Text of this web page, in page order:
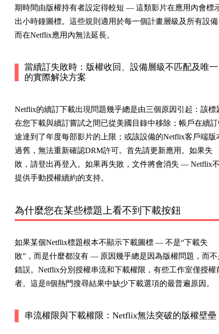
期時間由版權持有者設定得較短 — 這類影片在應用內會標
出小時鐘圖標。這些規則適用於每一個計畫層級及所有設
而在Netflix應用內無法延長。
當續訂失敗時：版權收回、設備層級不匹配及唯一
的實際解決方案
Netflix的續訂下載出現問題幾乎總是由三個原因引起：該標
在您下載與續訂嘗試之間已從美國目錄中移除；帳戶在續
途達到了年度每部影片的上限；或該設備的Netflix客戶端版
過舊，無法重新確認DRM許可。首先請更新應用。如果失
敗，請登出再登入。如果再失敗，文件將會消失 — Netflix
提供手動授權續約的支持。
為什麼您在某些標題上看不到下載按鈕
如果某個Netflix標題根本不顯示下載圖標 — 不是“下載失
敗”，而是什麼都沒有 — 原因幾乎總是因為版權問題，而不
錯誤。Netflix分別授權串流和下載權限，有些工作室僅授權
者。這是8個熱門搜尋結果中缺少下載選項的最普遍原因。
串流權限與下載權限：Netflix無法突破的版權壁壘